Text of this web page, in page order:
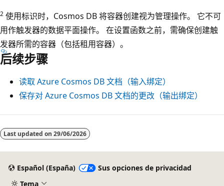
2 使用标识时，Cosmos DB 将容器创建视为管理操作。 它不可
用作触发器的数据平面操作。 在设置函数之前，需确保创建触
发器所需的容器（包括租用容器）。
后续步骤
读取 Azure Cosmos DB 文档（输入绑定）
保存对 Azure Cosmos DB 文档的更改（输出绑定）
Last updated on 29/06/2026
Español (España)
Sus opciones de privacidad
Tema